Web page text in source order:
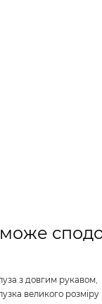
з довгим рукавом,
великого розміру